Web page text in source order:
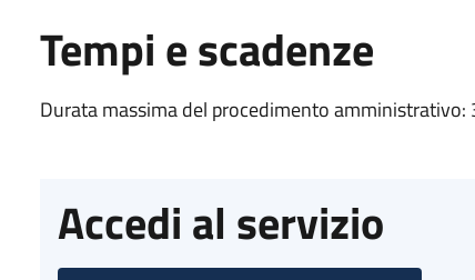
Tempi e scadenze
Durata massima del procedimento amministrativo:
Accedi al servizio